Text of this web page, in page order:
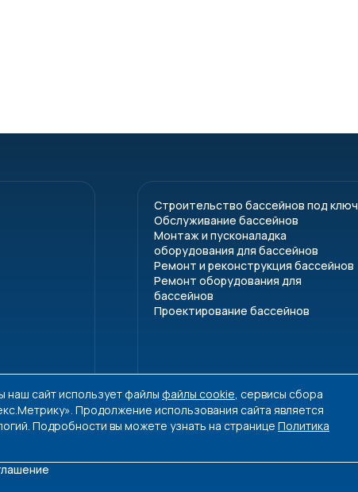
Строительство бассейнов под ключ
Обслуживание бассейнов
Монтаж и пусконаладка
оборудования для бассейнов
Ремонт и реконструкция бассейнов
Ремонт оборудования для
бассейнов
Проектирование бассейнов
наш сайт использует файлы файлы cookie, сервисы сбора
Продолжение использования сайта является
Подробности вы можете узнать на странице Политика